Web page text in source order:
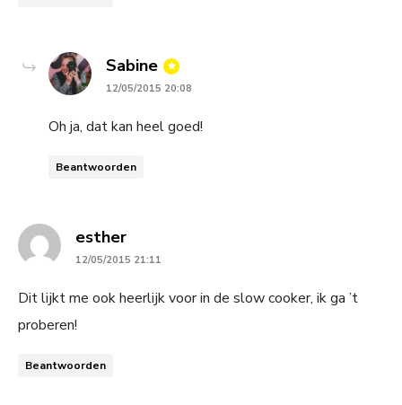
Sabine says:
12/05/2015 20:08
Oh ja, dat kan heel goed!
Beantwoorden
esthersays:
12/05/2015 21:11
Dit lijkt me ook heerlijk voor in de slow cooker, ik ga ’t
proberen!
Beantwoorden